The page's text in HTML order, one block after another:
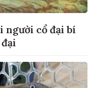
người cổ đại bí